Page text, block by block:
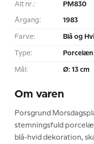
Alt nr.: PM830
Årgang: 1983
Farve: Blå og
Type:
Mål: Ø: 13 cm
Om varen
Porsgrund
stemningsfuld
blå-hvid dekoration,